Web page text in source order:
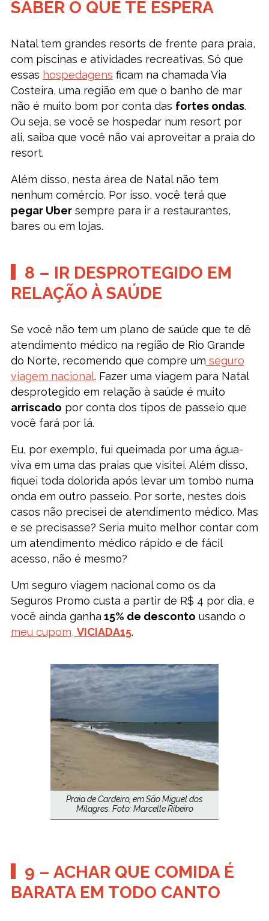
SABER O QUE TE ESPERA
Natal tem grandes resorts de frente para praia,
com piscinas e atividades recreativas. Só que
essas hospedagens ficam na chamada Via
Costeira, uma região em que o banho de mar
não é muito bom por conta das fortes ondas.
Ou seja, se você se hospedar num resort por
ali, saiba que você não vai aproveitar a praia do
resort.
Além disso, nesta área de Natal não tem
nenhum comércio. Por isso, você terá que
pegar Ubersempre para ir a restaurantes,
bares ou em lojas.
8 – IR DESPROTEGIDO EM
RELAÇÃO À SAÚDE
Se você não tem um plano de saúde que te dê
atendimento médico na região de Rio Grande
do Norte, recomendo que compre um seguro
viagem nacional. Fazer uma viagem para Natal
desprotegido em relação à saúde é muito
arriscado por conta dos tipos de passeio que
você fará por lá.
Eu, por exemplo, fui queimada por uma água-
viva em uma das praias que visitei. Além disso,
fiquei toda dolorida após levar um tombo numa
onda em outro passeio. Por sorte, nestes dois
casos não precisei de atendimento médico. Mas
e se precisasse? Seria muito melhor contar com
um atendimento médico rápido e de fácil
acesso, não é mesmo?
Um seguro viagem nacional como os da
Seguros Promo custa a partir de R$ 4 por dia, e
você ainda ganha 15% de desconto usando o
meu cupom, VICIADA15.
Praia de Cardeiro, em São Miguel dos
Milagres. Foto: Marcelle Ribeiro
9 – ACHAR QUE COMIDA É
BARATA EM TODO CANTO